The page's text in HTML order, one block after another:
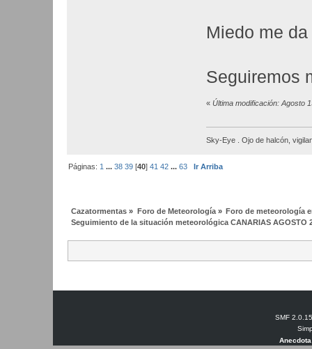
Miedo me
Seguiremos
« Última modificación: Agosto
Sky-Eye . Ojo de halcón,
Páginas:1 ...38 39 [40]41 42 ...63 Ir Arriba
Cazatormentas » Foro de Meteorología» Foro de meteorología
Seguimiento de la situación meteorológica CANARIAS AGOSTO
SMF 2.0.15
Anecdota